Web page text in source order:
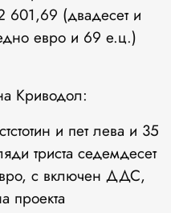
601,69 (двадесет и
евро и 69 е.ц.)
Криводол:
и пет лева и 35
триста седемдесет
с включен ДДС,
проекта